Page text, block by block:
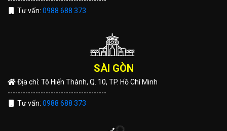
Tư vấn: 0988 688 373
SÀI GÒN
Địa chỉ: Tô Hiến Thành, Q. 10, TP. Hồ Chí Minh
---------------------------------------
Tư vấn: 0988 688 373